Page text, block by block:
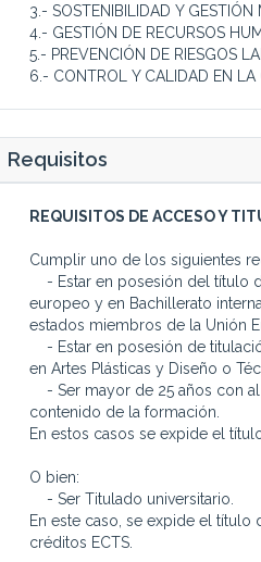
3.- SOSTENIBILIDAD Y
4.- GESTIÓN DE RECURSOS
5.- PREVENCIÓN DE RIESGOS
6.- CONTROL Y CALIDAD EN LA
Requisitos
REQUISITOS DE ACCESO Y
Cumplir uno de los siguientes
- Estar en posesión del título
europeo y en Bachillerato
estados miembros de la Unión
- Estar en posesión de
en Artes Plásticas y Diseño o
- Ser mayor de 25 años con al
contenido de la formación.
En estos casos se expide el
O bien:
- Ser Titulado universitario.
En este caso, se expide el
créditos ECTS.